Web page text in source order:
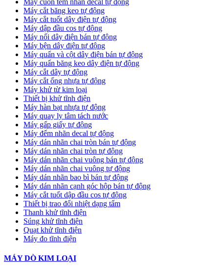
Máy cuốn tem nhãn decal tự động
Máy cắt băng keo tự động
Máy cắt tuốt dây điện tự động
Máy dập đầu cos tự động
Máy nối dây điện bán tự động
Máy bện dây điện tự động
Máy quấn và cột dây điện bán tự động
Máy quấn băng keo dây điện tự động
Máy cắt dây tự động
Máy cắt ống nhựa tự động
Máy khử từ kim loại
Thiết bị khử tĩnh điện
Máy hàn bạt nhựa tự động
Máy quay ly tâm tách nước
Máy gấp giấy tự động
Máy đếm nhãn decal tự động
Máy dán nhãn chai tròn bán tự động
Máy dán nhãn chai tròn tự động
Máy dán nhãn chai vuông bán tự động
Máy dán nhãn chai vuông tự động
Máy dán nhãn bao bì bán tự động
Máy dán nhãn cạnh góc hộp bán tự động
Máy cắt tuốt dập đầu cos tự động
Thiết bị trao đổi nhiệt dạng tấm
Thanh khử tĩnh điện
Súng khử tĩnh điện
Quạt khử tĩnh điện
Máy đo tĩnh điện
MÁY DÒ KIM LOẠI